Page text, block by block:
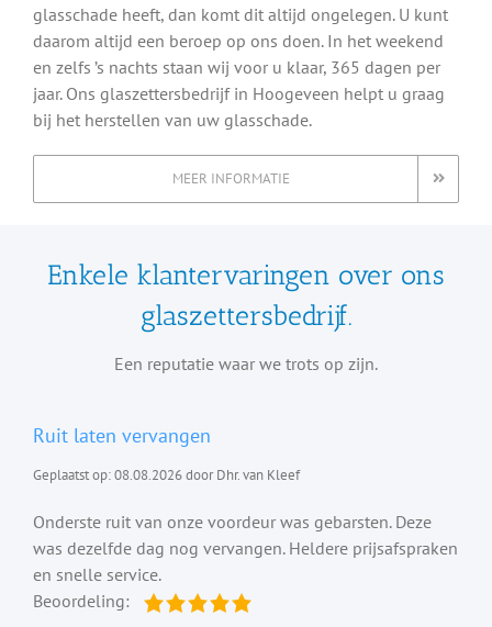
glasschade heeft, dan komt dit altijd ongelegen. U kunt
daarom altijd een beroep op ons doen. In het weekend
en zelfs ’s nachts staan wij voor u klaar, 365 dagen per
jaar. Ons glaszettersbedrijf in Hoogeveen helpt u graag
bij het herstellen van uw glasschade.
MEER INFORMATIE
Enkele klantervaringen over ons
glaszettersbedrijf.
Een reputatie waar we trots op zijn.
Ruit laten vervangen
Geplaatst op: 08.08.2026 door Dhr. van Kleef
Onderste ruit van onze voordeur was gebarsten. Deze
was dezelfde dag nog vervangen. Heldere prijsafspraken
en snelle service.
Beoordeling: